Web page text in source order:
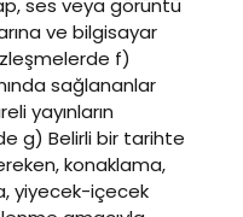
ses veya görüntü
ve bilgisayar
f)
sağlananlar
yayınların
g) Belirli bir tarihte
konaklama,
yiyecek-içecek